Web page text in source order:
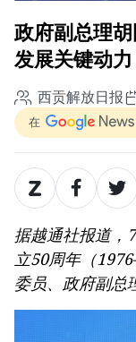
政府副总理
发展关键动力
西贡解放日报
在
据越通社报道，
立50周年（
委员、政府副总